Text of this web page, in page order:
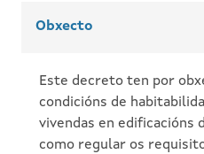
Obxecto
Este decreto ten por
condicións de
vivendas en edificacións
como regular os